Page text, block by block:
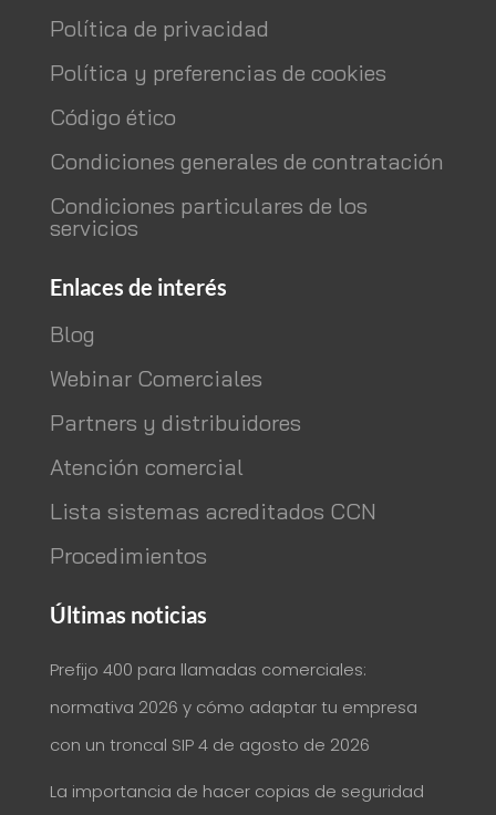
Política de privacidad
Política y preferencias de cookies
Código ético
Condiciones generales de contratación
Condiciones particulares de los
servicios
Enlaces de interés
Blog
Webinar Comerciales
Partners y distribuidores
Atención comercial
Lista sistemas acreditados CCN
Procedimientos
Últimas noticias
Prefijo 400 para llamadas comerciales:
normativa 2026 y cómo adaptar tu empresa
con un troncal SIP 4 de agosto de 2026
La importancia de hacer copias de seguridad